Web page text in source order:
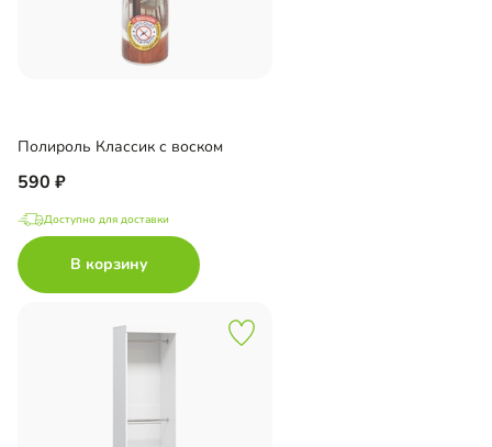
Полироль Классик с воском
590
Доступно для доставки
В корзину